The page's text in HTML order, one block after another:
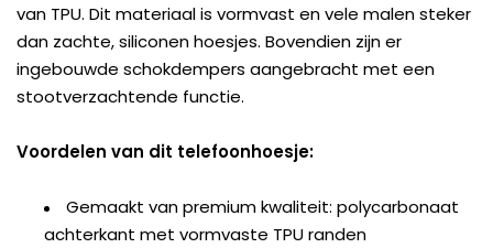
van TPU. Dit materiaal is vormvast en vele malen steker
dan zachte, siliconen hoesjes. Bovendien zijn er
ingebouwde schokdempers aangebracht met een
stootverzachtende functie.
Voordelen van dit telefoonhoesje:
Gemaakt van premium kwaliteit: polycarbonaat
achterkant met vormvaste TPU randen